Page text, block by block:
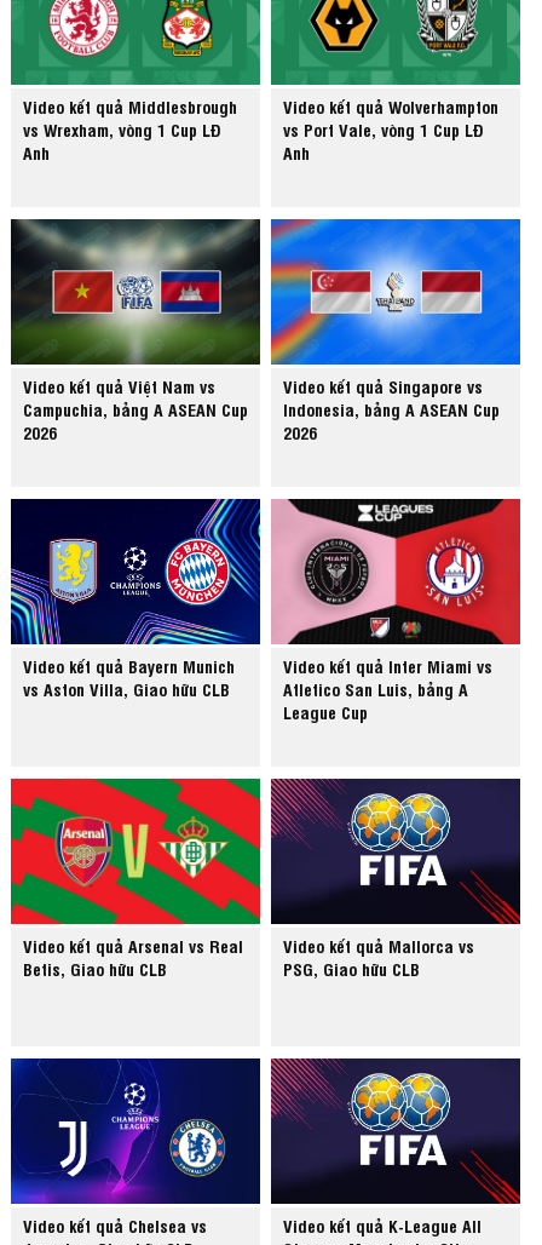
Video kết quả Middlesbrough
vs Wrexham, vòng 1 Cup LĐ
Anh
Video kết quả Wolverhampton
vs Port Vale, vòng 1 Cup LĐ
Anh
Video kết quả Việt Nam vs
Campuchia, bảng A ASEAN Cup
2026
Video kết quả Singapore vs
Indonesia, bảng A ASEAN Cup
2026
Video kết quả Bayern Munich
vs Aston Villa, Giao hữu CLB
Video kết quả Inter Miami vs
Atletico San Luis, bảng A
League Cup
Video kết quả Arsenal vs Real
Betis, Giao hữu CLB
Video kết quả Mallorca vs
PSG, Giao hữu CLB
Video kết quả Chelsea vs
Video kết quả K-League All